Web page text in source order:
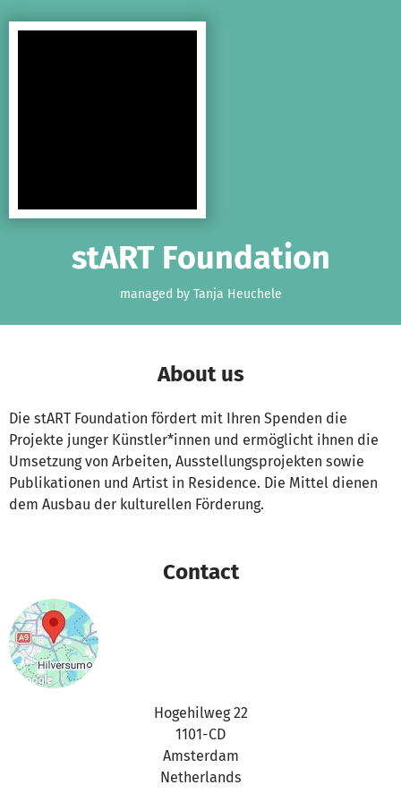
stART Foundation
managed by Tanja Heuchele
About us
Die stART Foundation fördert mit Ihren Spenden die
Projekte junger Künstler*innen und ermöglicht ihnen die
Umsetzung von Arbeiten, Ausstellungsprojekten sowie
Publikationen und Artist in Residence. Die Mittel dienen
dem Ausbau der kulturellen Förderung.
Contact
Hogehilweg 22
1101-CD
Amsterdam
Netherlands